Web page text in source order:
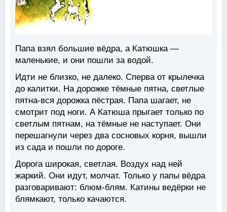
Папа взял большие вёдра, а Катюшка —
маленькие, и они пошли за водой.
Идти не близко, не далеко. Сперва от крылечка
до калитки. На дорожке тёмные пятна, светлые
пятна-вся дорожка пёстрая. Папа шагает, не
смотрит под ноги. А Катюша прыгает только по
светлым пятнам, на тёмные не наступает. Они
перешагнули через два сосновых корня, вышли
из сада и пошли по дороге.
Дорога широкая, светлая. Воздух над ней
жаркий. Они идут, молчат. Только у папы вёдра
разговаривают: блюм-блям. Катины ведёрки не
блямкают, только качаются.